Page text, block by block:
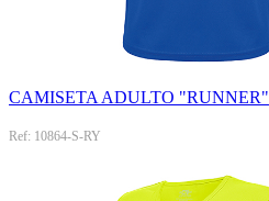
CAMISETA ADULTO "RUNNER"
Ref: 10864-S-RY